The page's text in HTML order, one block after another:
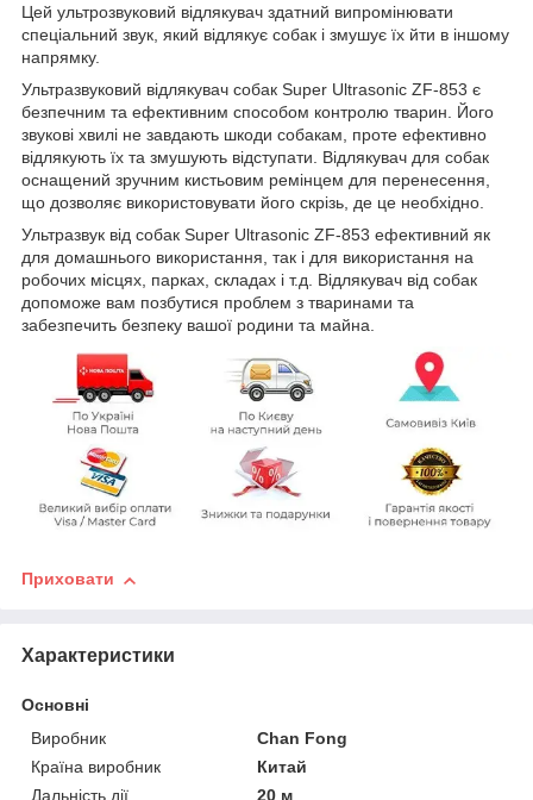
Цей ультрозвуковий відлякувач здатний випромінювати
спеціальний звук, який відлякує собак і змушує їх йти в іншому
напрямку.
Ультразвуковий відлякувач собак Super Ultrasonic ZF-853 є
безпечним та ефективним способом контролю тварин. Його
звукові хвилі не завдають шкоди собакам, проте ефективно
відлякують їх та змушують відступати. Відлякувач для собак
оснащений зручним кистьовим ремінцем для перенесення,
що дозволяє використовувати його скрізь, де це необхідно.
Ультразвук від собак Super Ultrasonic ZF-853 ефективний як
для домашнього використання, так і для використання на
робочих місцях, парках, складах і т.д. Відлякувач від собак
допоможе вам позбутися проблем з тваринами та
забезпечить безпеку вашої родини та майна.
Приховати
Характеристики
Основні
Виробник
Chan Fong
Країна виробник
Китай
Дальність дії
20 м